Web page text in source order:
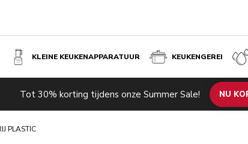
KLEINE KEUKENAPPARATUUR KEUKENGEREI
Tot 30% korting tijdens onze Summer Sale! NU
PLASTIC
producten Inspiratie Technische specificaties